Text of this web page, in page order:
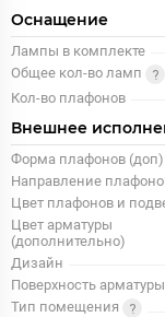
Оснащение
Лампы в комплекте
Общее кол-во ламп
Кол-во плафонов
Внешнее
Форма плафонов (доп)
Направление
Цвет плафонов и
Цвет арматуры
(дополнительно)
Дизайн
Поверхность арматуры
Тип помещения